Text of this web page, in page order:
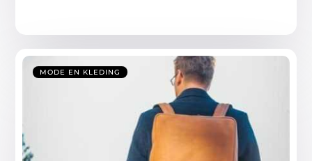
MODE EN KLEDING